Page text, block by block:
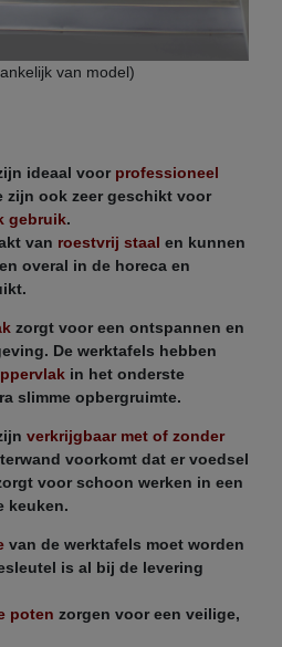
van model)
ideaal voor professioneel
zijn ook zeer geschikt voor
gebruik.
van roestvrij staal en kunnen
overal in de horeca en
zorgt voor een ontspannen en
De werktafels hebben
in het onderste
slimme opbergruimte.
verkrijgbaar met of zonder
voorkomt dat er voedsel
voor schoon werken in een
keuken.
van de werktafels moet worden
is al bij de levering
poten zorgen voor een veilige,